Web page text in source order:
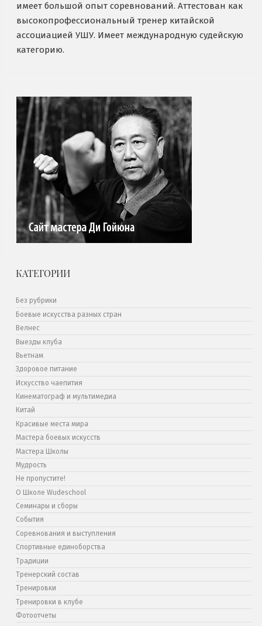
имеет большой опыт соревнований. Аттестован как
высокопрофессиональный тренер китайской
ассоциацией УШУ. Имеет международную судейскую
категорию.
КАТЕГОРИИ
Без рубрики
Боевые искусства разных стран
Велнес
Выезды клуба
Вьетнам
Здоровое питание
Искусство чаепития
Кинематограф и мультимедиа
Китай
Красивые места мира
Мастера боевых искусств
Мастера Школы
Мудрость
Не пропустите!
О Школе Wudeschool
Семинары и сборы
События
Соревнования и выступления
Спортивные единоборства
Традиции
Тренерский состав
Тренировки
Тренировки в клубе
Фотоотчеты